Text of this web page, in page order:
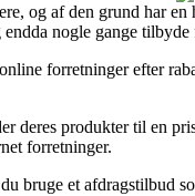
og af den grund har
nogle gange
forretninger efter
produkter til en
forretninger.
bruge et afdragstilbud